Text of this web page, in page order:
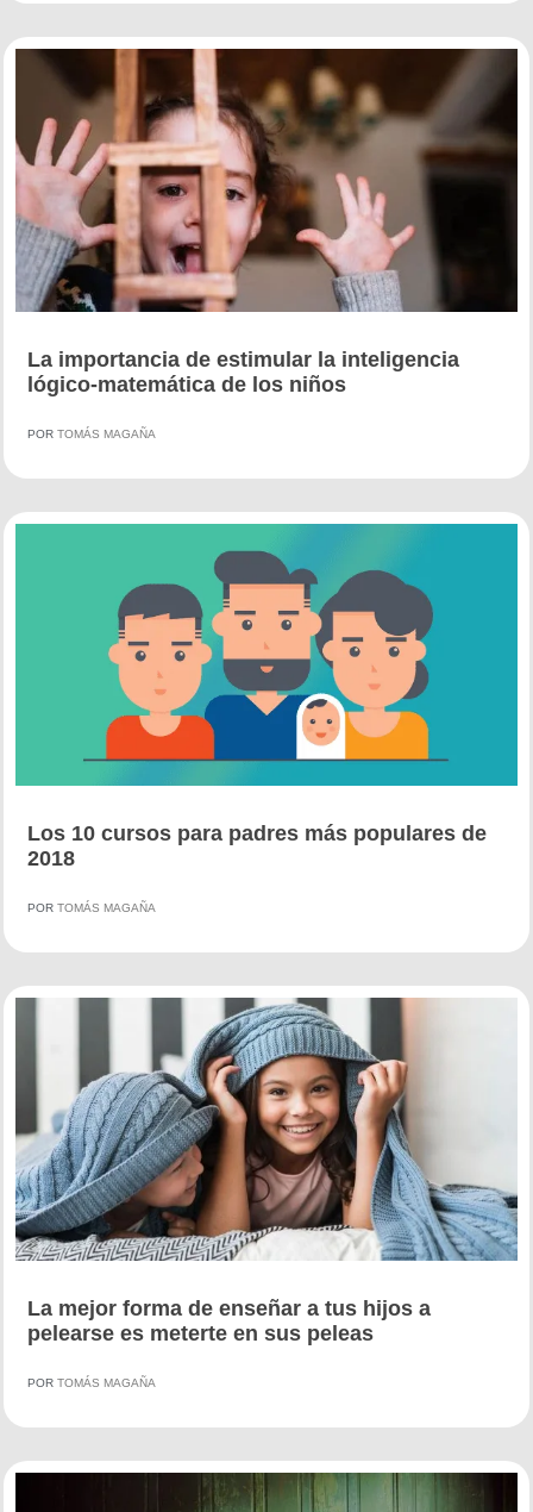
La importancia de estimular la inteligencia
lógico-matemática de los niños
POR TOMÁS MAGAÑA
Los 10 cursos para padres más populares de
2018
POR TOMÁS MAGAÑA
La mejor forma de enseñar a tus hijos a
pelearse es meterte en sus peleas
POR TOMÁS MAGAÑA